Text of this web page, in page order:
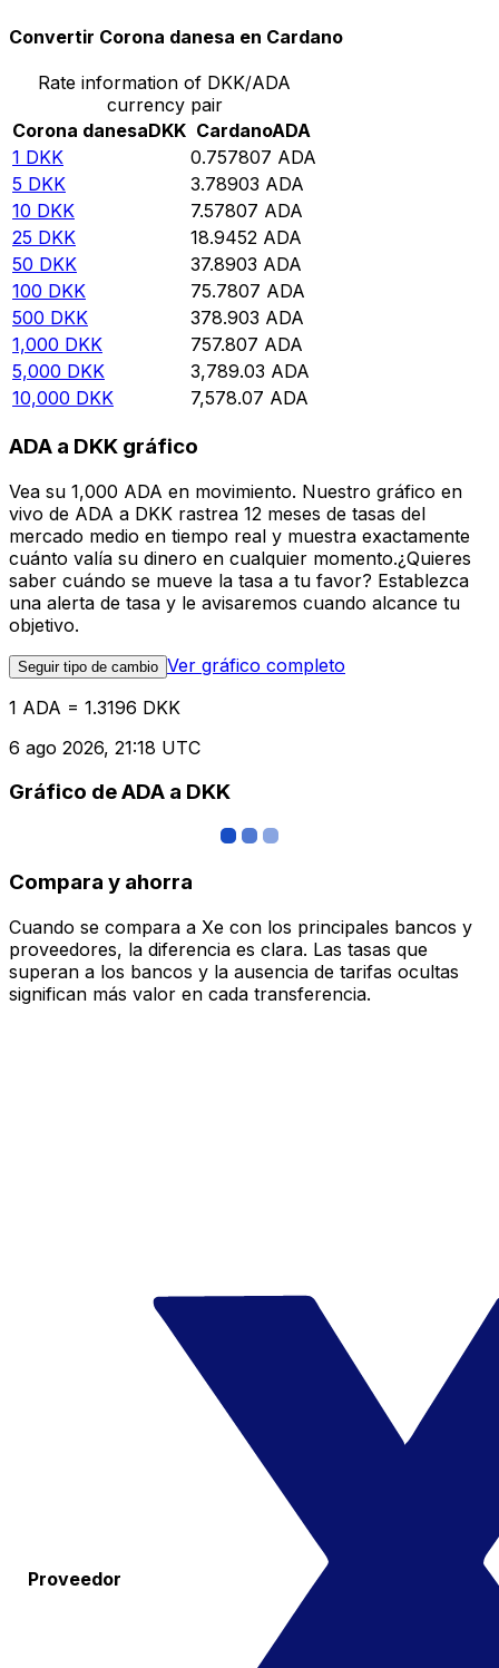
Convertir Corona danesa en Cardano
Rate information of DKK/ADA
currency pair
Corona danesaDKK CardanoADA
1 DKK 0.757807 ADA
5 DKK 3.78903 ADA
10 DKK 7.57807 ADA
25 DKK 18.9452 ADA
50 DKK 37.8903 ADA
100 DKK 75.7807 ADA
500 DKK 378.903 ADA
1,000 DKK 757.807 ADA
5,000 DKK 3,789.03 ADA
10,000 DKK 7,578.07 ADA
ADA a DKK gráfico
Vea su 1,000 ADA en movimiento. Nuestro gráfico en
vivo de ADA a DKK rastrea 12 meses de tasas del
mercado medio en tiempo real y muestra exactamente
cuánto valía su dinero en cualquier momento.¿Quieres
saber cuándo se mueve la tasa a tu favor? Establezca
una alerta de tasa y le avisaremos cuando alcance tu
objetivo.
Seguir tipo de cambio Ver gráfico completo
1 ADA = 1.3196 DKK
6 ago 2026, 21:18 UTC
Gráfico de ADA a DKK
Compara y ahorra
Cuando se compara a Xe con los principales bancos y
proveedores, la diferencia es clara. Las tasas que
superan a los bancos y la ausencia de tarifas ocultas
significan más valor en cada transferencia.
Proveedor